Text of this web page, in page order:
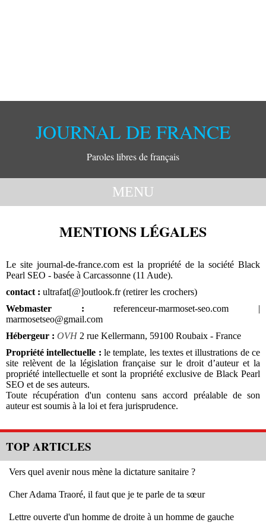
JOURNAL DE FRANCE
Paroles libres de français
MENU
MENTIONS LÉGALES
Le site journal-de-france.com est la propriété de la société Black
Pearl SEO - basée à Carcassonne (11 Aude).
contact : ultrafat[@]outlook.fr (retirer les crochers)
Webmaster : referenceur-marmoset-seo.com |
marmosetseo@gmail.com
Hébergeur : OVH 2 rue Kellermann, 59100 Roubaix - France
Propriété intellectuelle : le template, les textes et illustrations de ce
site relèvent de la législation française sur le droit d’auteur et la
propriété intellectuelle et sont la propriété exclusive de Black Pearl
SEO et de ses auteurs.
Toute récupération d'un contenu sans accord préalable de son
auteur est soumis à la loi et fera jurisprudence.
TOP ARTICLES
Vers quel avenir nous mène la dictature sanitaire ?
Cher Adama Traoré, il faut que je te parle de ta sœur
Lettre ouverte d'un homme de droite à un homme de gauche